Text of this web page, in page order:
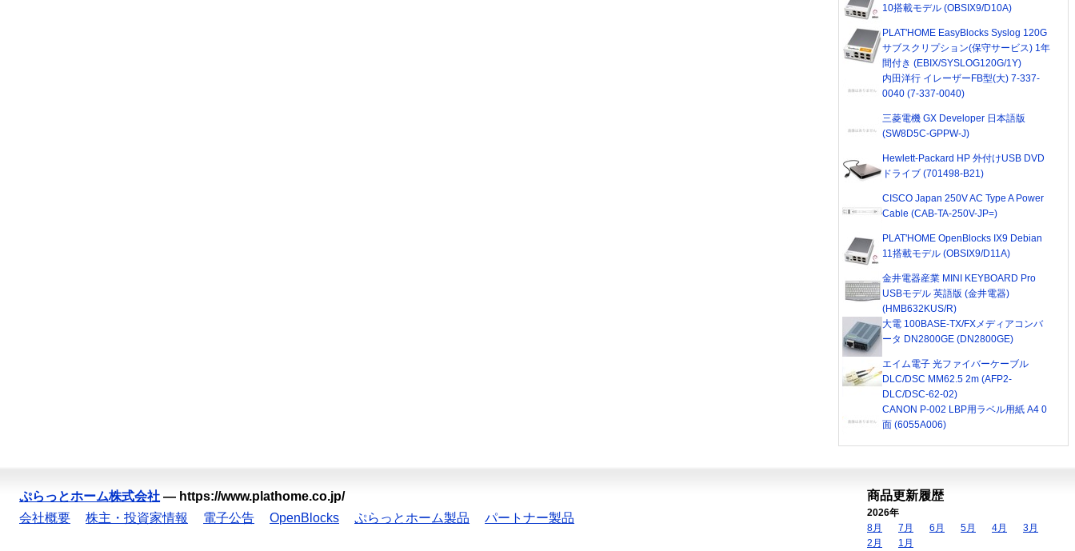
10搭載モデル (OBSIX9/D10A)
PLAT'HOME EasyBlocks Syslog 120G
サブスクリプション(保守サービス) 1年
間付き (EBIX/SYSLOG120G/1Y)
内田洋行 イレーザーFB型(大) 7-337-
0040 (7-337-0040)
三菱電機 GX Developer 日本語版
(SW8D5C-GPPW-J)
Hewlett-Packard HP 外付けUSB DVD
ドライブ (701498-B21)
CISCO Japan 250V AC Type A Power
Cable (CAB-TA-250V-JP=)
PLAT'HOME OpenBlocks IX9 Debian
11搭載モデル (OBSIX9/D11A)
金井電器産業 MINI KEYBOARD Pro
USBモデル 英語版 (金井電器)
(HMB632KUS/R)
大電 100BASE-TX/FXメディアコンバ
ータ DN2800GE (DN2800GE)
エイム電子 光ファイバーケーブル
DLC/DSC MM62.5 2m (AFP2-
DLC/DSC-62-02)
CANON P-002 LBP用ラベル用紙 A4 0
面 (6055A006)
ぷらっとホーム株式会社 — https://www.plathome.co.jp/
会社概要
株主・投資家情報 電子公告 OpenBlocks ぷらっとホーム製品 パートナー製品
商品更新履歴
2026年
8月
7月 6月 5月 4月
3月
2月
1月